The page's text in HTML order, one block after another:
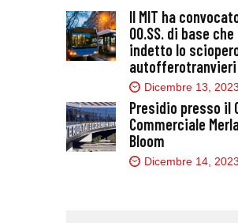
Il MIT ha
OO.SS. di base
indetto lo
autofferotranvieri
Dicembre 13, 2023
Presidio presso il
Commerciale
Bloom
Dicembre 14, 2023